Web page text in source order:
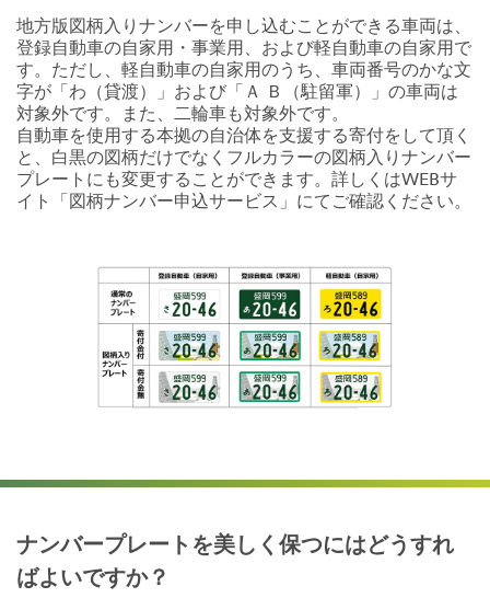
地方版図柄入りナンバーを申し込むことができる車両は、
登録自動車の自家用・事業用、および軽自動車の自家用で
す。ただし、軽自動車の自家用のうち、車両番号のかな文
字が「わ（貸渡）」および「Ａ Ｂ（駐留軍）」の車両は
対象外です。また、二輪車も対象外です。
自動車を使用する本拠の自治体を支援する寄付をして頂く
と、白黒の図柄だけでなくフルカラーの図柄入りナンバー
プレートにも変更することができます。詳しくはWEBサ
イト「図柄ナンバー申込サービス」にてご確認ください。
ナンバープレートを美しく保つにはどうすれ
ばよいですか？